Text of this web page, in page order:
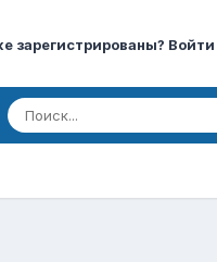
зарегистрированы? Войти